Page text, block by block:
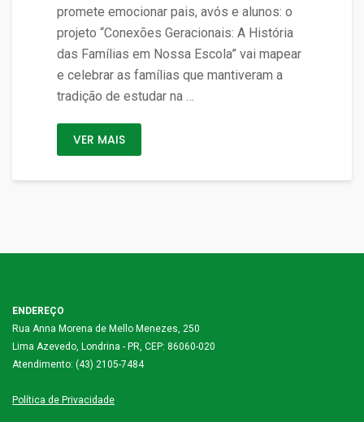
promete emocionar pais, avós e alunos: o
projeto “Conexões Geracionais: A História
das Famílias em Nossa Escola” vai mapear
e celebrar as famílias que mantiveram a
tradição de estudar na …
VER MAIS
ENDEREÇO
Rua Anna Morena de Mello Menezes, 250
Lima Azevedo, Londrina - PR, CEP: 86060-020
Atendimento: (43) 2105-7484
Política de Privacidade